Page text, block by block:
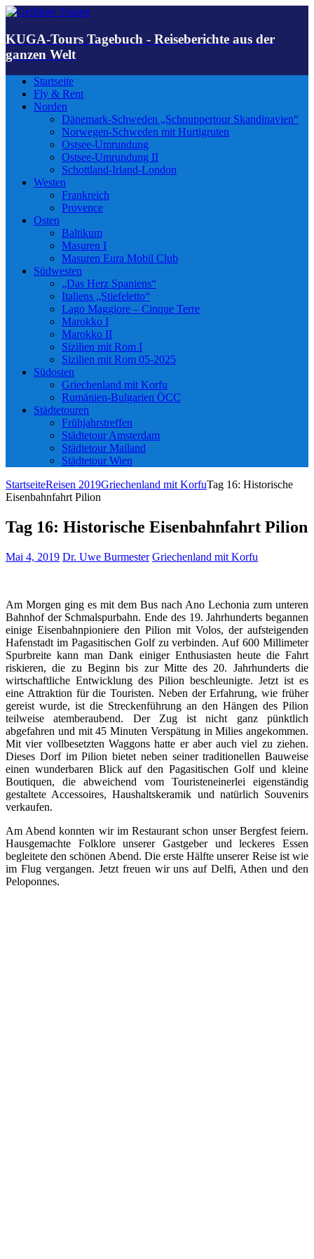
KUGA-Tours Tagebuch - Reiseberichte aus der
ganzen Welt
Startseite
Fly & Rent
Norden
Dänemark-Schweden „Schnuppertour Skandinavien“
Norwegen-Schweden mit Hurtigruten
Ostsee-Umrundung
Ostsee-Umrundung II
Schottland-Irland-London
Westen
Frankreich
Provence
Osten
Baltikum
Masuren I
Masuren Eura Mobil Club
Südwesten
„Das Herz Spaniens“
Italiens „Stiefeletto“
Lago Maggiore – Cinque Terre
Marokko I
Marokko II
Sizilien mit Rom I
Sizilien mit Rom 05-2025
Südosten
Griechenland mit Korfu
Rumänien-Bulgarien ÖCC
Städtetouren
Frühjahrstreffen
Städtetour Amsterdam
Städtetour Mailand
Städtetour Wien
StartseiteReisen 2019Griechenland mit KorfuTag 16: Historische
Eisenbahnfahrt Pilion
Tag 16: Historische Eisenbahnfahrt Pilion
Mai 4, 2019 Dr. Uwe Burmester Griechenland mit Korfu
Am Morgen ging es mit dem Bus nach Ano Lechonia zum unteren
Bahnhof der Schmalspurbahn. Ende des 19. Jahrhunderts begannen
einige Eisenbahnpioniere den Pilion mit Volos, der aufsteigenden
Hafenstadt im Pagasitischen Golf zu verbinden. Auf 600 Millimeter
Spurbreite kann man Dank einiger Enthusiasten heute die Fahrt
riskieren, die zu Beginn bis zur Mitte des 20. Jahrhunderts die
wirtschaftliche Entwicklung des Pilion beschleunigte. Jetzt ist es
eine Attraktion für die Touristen. Neben der Erfahrung, wie früher
gereist wurde, ist die Streckenführung an den Hängen des Pilion
teilweise atemberaubend. Der Zug ist nicht ganz pünktlich
abgefahren und mit 45 Minuten Verspätung in Milies angekommen.
Mit vier vollbesetzten Waggons hatte er aber auch viel zu ziehen.
Dieses Dorf im Pilion bietet neben seiner traditionellen Bauweise
einen wunderbaren Blick auf den Pagasitischen Golf und kleine
Boutiquen, die abweichend vom Touristeneinerlei eigenständig
gestaltete Accessoires, Haushaltskeramik und natürlich Souvenirs
verkaufen.
Am Abend konnten wir im Restaurant schon unser Bergfest feiern.
Hausgemachte Folklore unserer Gastgeber und leckeres Essen
begleitete den schönen Abend. Die erste Hälfte unserer Reise ist wie
im Flug vergangen. Jetzt freuen wir uns auf Delfi, Athen und den
Peloponnes.